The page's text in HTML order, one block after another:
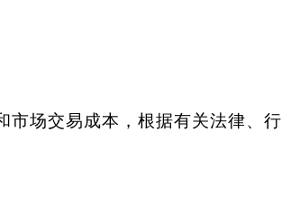
场交易成本，根据有关法律、行